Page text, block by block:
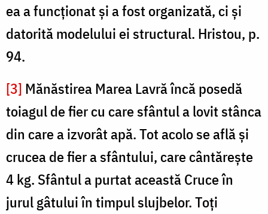
ea a funcţionat şi a fost organizată, ci şi
datorită modelului ei structural. Hristou, p.
94.
[3] Mănăstirea Marea Lavră încă posedă
toiagul de fier cu care sfân­tul a lovit stânca
din care a izvorât apă. Tot acolo se află şi
crucea de fier a sfântului, care cântăreşte
4 kg. Sfântul a purtat această Cruce în
jurul gâtului în timpul slujbelor. Toţi